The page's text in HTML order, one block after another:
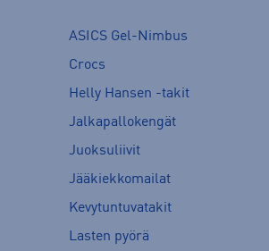
ASICS Gel-Nimbus
Crocs
Helly Hansen -takit
Jalkapallokengät
Juoksuliivit
Jääkiekkomailat
Kevytuntuvatakit
Lasten pyörä